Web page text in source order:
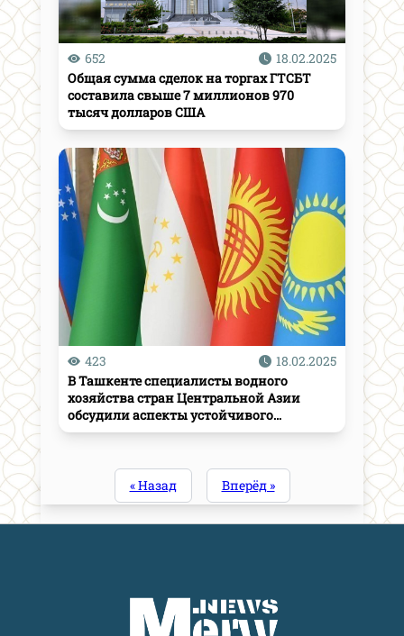
652
18.02.2025
Общая сумма сделок на торгах ГТСБТ
составила свыше 7 миллионов 970
тысяч долларов США
423
18.02.2025
В Ташкенте специалисты водного
хозяйства стран Центральной Азии
обсудили аспекты устойчивого
водопользования
« Назад Вперёд »